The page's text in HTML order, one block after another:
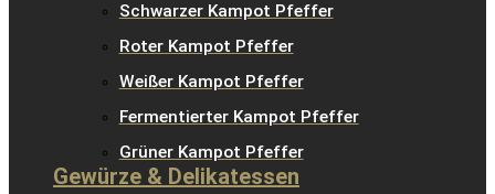
Schwarzer Kampot Pfeffer
Roter Kampot Pfeffer
Weißer Kampot Pfeffer
Fermentierter Kampot Pfeffer
Grüner Kampot Pfeffer
Gewürze & Delikatessen